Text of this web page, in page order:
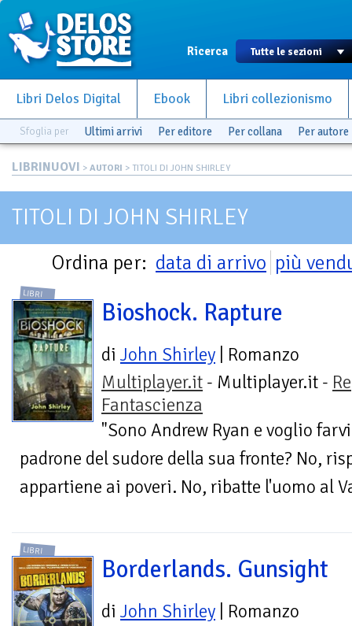
Ricerca
Libri Delos Digital Ebook Libri collezionismo
Sfoglia per Ultimi arrivi Per editore Per collana Per autore
LIBRINUOVI > AUTORI > TITOLI DI JOHN SHIRLEY
TITOLI DI JOHN SHIRLEY
Ordina per: data di arrivo più
LIBRI
Bioshock. Rapture
di John Shirley | Romanzo
Multiplayer.it - Multiplayer.it -
Fantascienza
"Sono Andrew Ryan e voglio
padrone del sudore della sua fronte? No,
appartiene ai poveri. No, ribatte l'uomo al
LIBRI
Borderlands. Gunsight
di John Shirley | Romanzo